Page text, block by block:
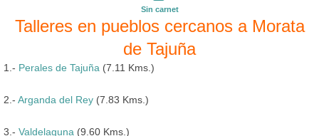
Sin carnet
Talleres en pueblos cercanos a Morata
de Tajuña
1.- Perales de Tajuña (7.11 Kms.)
2.- Arganda del Rey (7.83 Kms.)
3.- Valdelaguna (9.60 Kms.)